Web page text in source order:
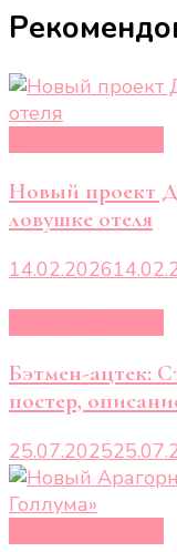
Новый проект
ловушке отеля
14.02.2026
Бэтмен-ацтек:
постер,
25.07.2025